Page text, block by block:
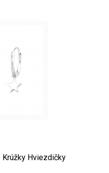
Krúžky Hviezdičky